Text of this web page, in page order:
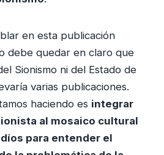
en esta publicación
debe quedar en claro que
Sionismo ni del Estado de
varias publicaciones.
haciendo es integrar
al mosaico cultural
para entender el